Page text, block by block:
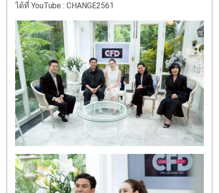
ได้ที่ YouTube : CHANGE2561